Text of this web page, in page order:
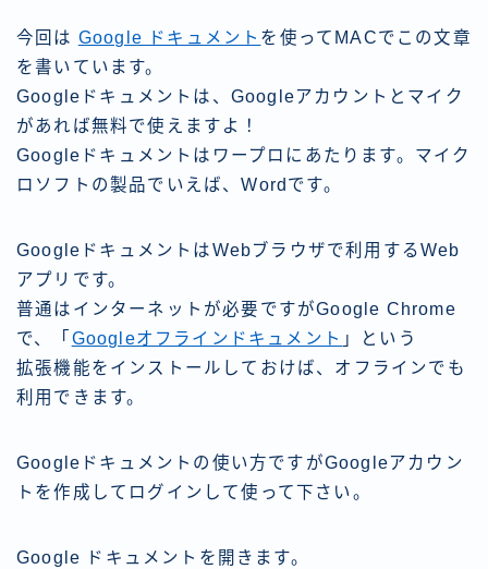
今回は Google ドキュメント を使ってMACでこの文章
を書いています。
Googleドキュメントは、Googleアカウントとマイク
があれば無料で使えますよ！
Googleドキュメントはワープロにあたります。マイク
ロソフトの製品でいえば、Wordです。
GoogleドキュメントはWebブラウザで利用するWeb
アプリです。
普通はインターネットが必要ですがGoogle Chrome
で、「 Googleオフラインドキュメント 」という
拡張機能をインストールしておけば、オフラインでも
利用できます。
Googleドキュメントの使い方ですがGoogleアカウン
トを作成してログインして使って下さい。
Google ドキュメントを開きます。